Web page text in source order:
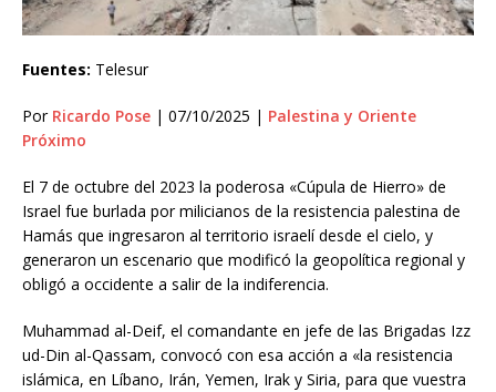
Fuentes: Telesur
Por Ricardo Pose | 07/10/2025 | Palestina y Oriente
Próximo
El 7 de octubre del 2023 la poderosa «Cúpula de Hierro» de
Israel fue burlada por milicianos de la resistencia palestina de
Hamás que ingresaron al territorio israelí desde el cielo, y
generaron un escenario que modificó la geopolítica regional y
obligó a occidente a salir de la indiferencia.
Muhammad al-Deif, el comandante en jefe de las Brigadas Izz
ud-Din al-Qassam, convocó con esa acción a «la resistencia
islámica, en Líbano, Irán, Yemen, Irak y Siria, para que vuestra